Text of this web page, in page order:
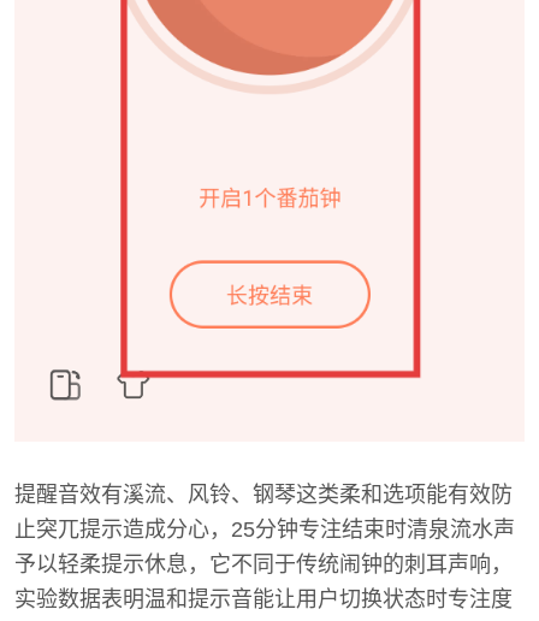
提醒音效有溪流、风铃、钢琴这类柔和选项能有效防
止突兀提示造成分心，25分钟专注结束时清泉流水声
予以轻柔提示休息，它不同于传统闹钟的刺耳声响，
实验数据表明温和提示音能让用户切换状态时专注度